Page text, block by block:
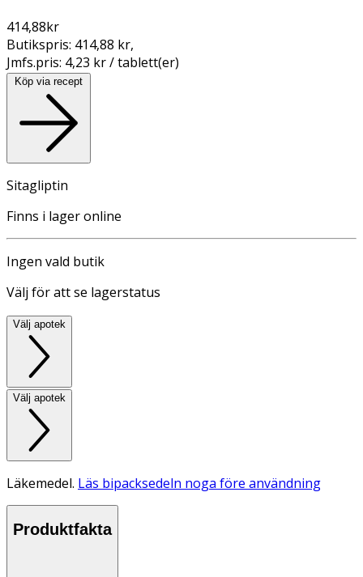
414,88kr
Butikspris: 414,88 kr,
Jmfs.pris: 4,23 kr / tablett(er)
Köp via recept
Sitagliptin
Finns i lager online
Ingen vald butik
Välj för att se lagerstatus
Välj apotek
Välj apotek
Läkemedel. Läs bipacksedeln noga före användning
Produktfakta